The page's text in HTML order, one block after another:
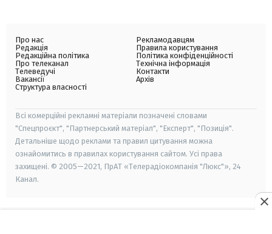
Про нас
Редакція
Редакційна політика
Про телеканал
Телеведучі
Вакансії
Структура власності
Рекламодавцям
Правила користування
Політика конфіденційності
Технічна інформація
Контакти
Архів
Всі комерційні рекламні матеріали позначені словами
"Спецпроєкт", "Партнерський матеріал", "Експерт", "Позиція".
Детальніше щодо реклами та правил цитування можна
ознайомитись в правилах користування сайтом. Усі права
захищені. © 2005—2021, ПрАТ «Телерадіокомпанія "Люкс"», 24
Канал.